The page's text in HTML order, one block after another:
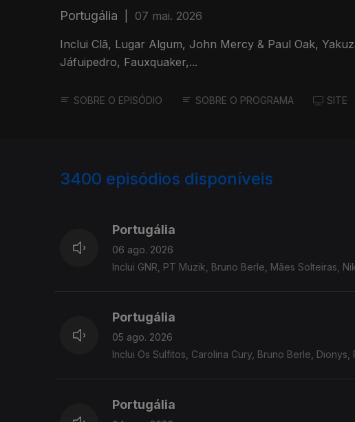
Portugália 07 mai. 2026
Inclui Clã, Lugar Algum, John Mercy & Paul Oak,
Jáfuipedro, Fauxquaker,...
SOBRE O EPISÓDIO SOBRE O PROGRAMA SITE
3400 episódios disponíveis
Portugália
06 ago. 2026
Inclui GNR, PT Muzik, Bruno Berle, Mães Solteiras,
Portugália
05 ago. 2026
Inclui Os Sulfitos, Carolina Cury, Bruno Berle, Dionys,
Portugália